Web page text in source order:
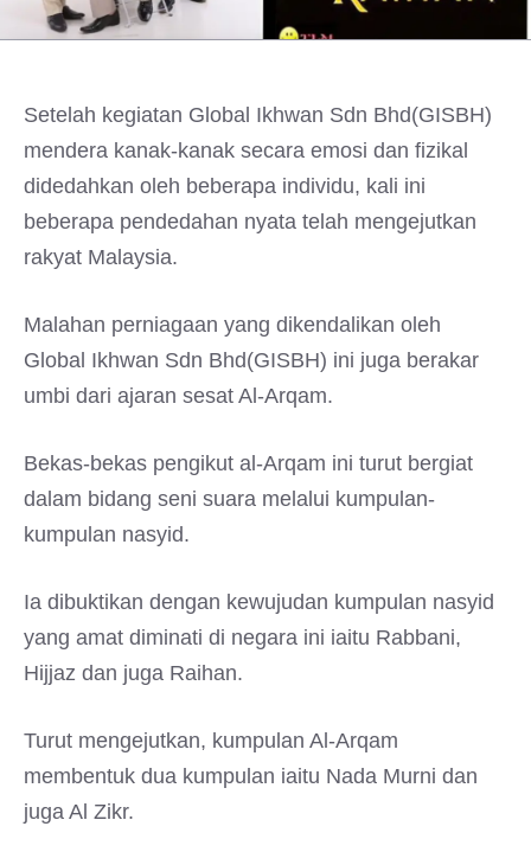
Setelah kegiatan Global Ikhwan Sdn Bhd(GISBH)
mendera kanak-kanak secara emosi dan fizikal
didedahkan oleh beberapa individu, kali ini
beberapa pendedahan nyata telah mengejutkan
rakyat Malaysia.
Malahan perniagaan yang dikendalikan oleh
Global Ikhwan Sdn Bhd(GISBH) ini juga berakar
umbi dari ajaran sesat Al-Arqam.
Bekas-bekas pengikut al-Arqam ini turut bergiat
dalam bidang seni suara melalui kumpulan-
kumpulan nasyid.
Ia dibuktikan dengan kewujudan kumpulan nasyid
yang amat diminati di negara ini iaitu Rabbani,
Hijjaz dan juga Raihan.
Turut mengejutkan, kumpulan Al-Arqam
membentuk dua kumpulan iaitu Nada Murni dan
juga Al Zikr.